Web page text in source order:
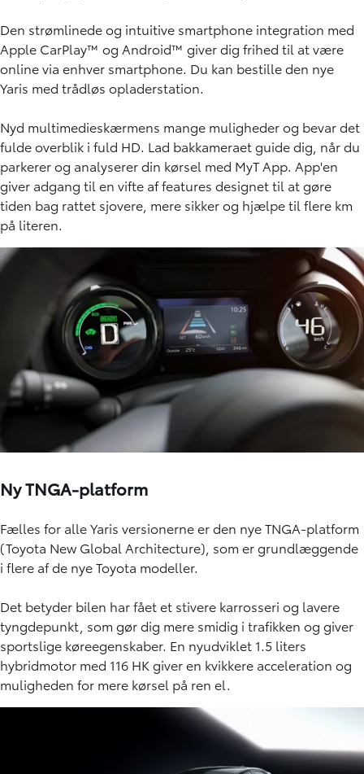
Den strømlinede og intuitive smartphone integration med
Apple CarPlay™ og Android™ giver dig frihed til at være
online via enhver smartphone. Du kan bestille den nye
Yaris med trådløs opladerstation.
Nyd multimedieskærmens mange muligheder og bevar det
fulde overblik i fuld HD. Lad bakkameraet guide dig, når du
parkerer og analyserer din kørsel med MyT App. App'en
giver adgang til en vifte af features designet til at gøre
tiden bag rattet sjovere, mere sikker og hjælpe til flere km
på literen.
Ny TNGA-platform
Fælles for alle Yaris versionerne er den nye TNGA-platform
(Toyota New Global Architecture), som er grundlæggende
i flere af de nye Toyota modeller.
Det betyder bilen har fået et stivere karrosseri og lavere
tyngdepunkt, som gør dig mere smidig i trafikken og giver
sportslige køreegenskaber. En nyudviklet 1.5 liters
hybridmotor med 116 HK giver en kvikkere acceleration og
muligheden for mere kørsel på ren el.